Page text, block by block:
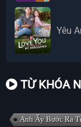
Yêu
TỪ KHÓA
Anh Ấy Bước Ra